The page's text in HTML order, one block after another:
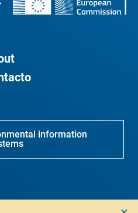
information